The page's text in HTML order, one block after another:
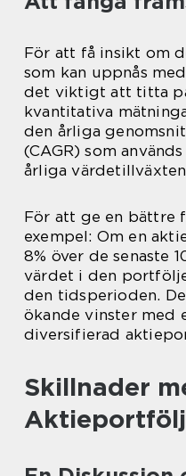
För att få insikt om
som kan uppnås
det viktigt att titta
kvantitativa
den årliga
(CAGR) som
årliga
För att ge en bättre
exempel: Om en
8% över de senaste
värdet i den
den tidsperioden.
ökande vinster med
diversifierad
Skillnader